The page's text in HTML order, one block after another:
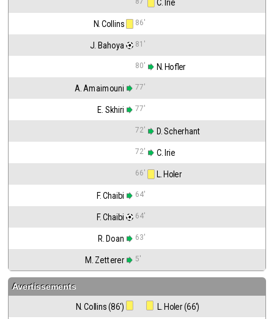
C. Irie
N. Collins 86'
J. Bahoya 81'
80' N. Hofler
A. Amaimouni 77'
E. Skhiri 77'
72' D. Scherhant
72' C. Irie
66' L. Holer
F. Chaibi 64'
F. Chaibi 64'
R. Doan 63'
M. Zetterer 5'
Avertissements
N. Collins (86') L. Holer (66')